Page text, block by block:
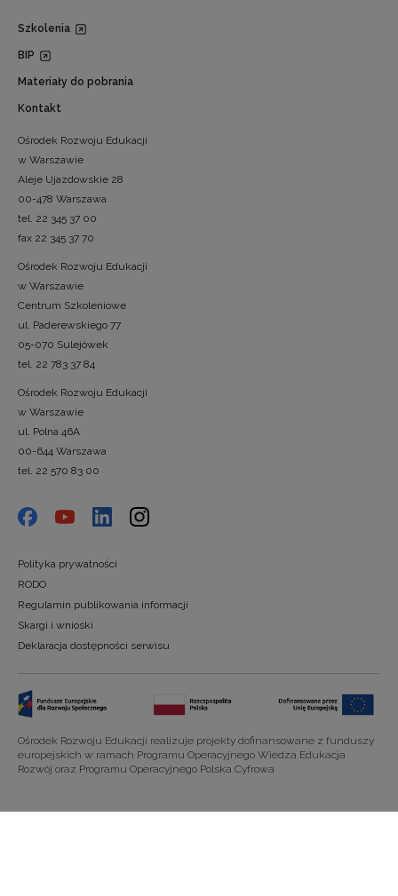
Szkolenia
BIP
Materiały do pobrania
Kontakt
Ośrodek Rozwoju Edukacji
w Warszawie
Aleje Ujazdowskie 28
00-478 Warszawa
tel. 22 345 37 00
fax 22 345 37 70
Ośrodek Rozwoju Edukacji
w Warszawie
Centrum Szkoleniowe
ul. Paderewskiego 77
05-070 Sulejówek
tel. 22 783 37 84
Ośrodek Rozwoju Edukacji
w Warszawie
ul. Polna 46A
00-644 Warszawa
tel. 22 570 83 00
Polityka prywatności
RODO
Regulamin publikowania informacji
Skargi i wnioski
Deklaracja dostępności serwisu
Ośrodek Rozwoju Edukacji realizuje projekty dofinansowane z funduszy
europejskich w ramach Programu Operacyjnego Wiedza Edukacja
Rozwój oraz Programu Operacyjnego Polska Cyfrowa